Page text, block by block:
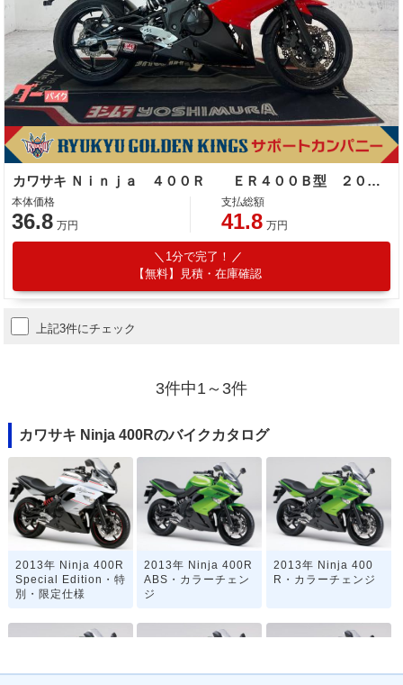
カワサキ Ｎｉｎｊａ ４００Ｒ ＥＲ４００Ｂ型 ２０１２年モデル 社外ハンドルブレース ヨシムラサイレンサー
本体価格
36.8 万円
支払総額
41.8 万円
1分で完了！
【無料】見積・在庫確認
上記3件にチェック
3件中1～3件
カワサキ Ninja 400Rのバイクカタログ
2013年 Ninja 400R
Special Edition・特
別・限定仕様
2013年 Ninja 400R
ABS・カラーチェン
ジ
2013年 Ninja 400
R・カラーチェンジ